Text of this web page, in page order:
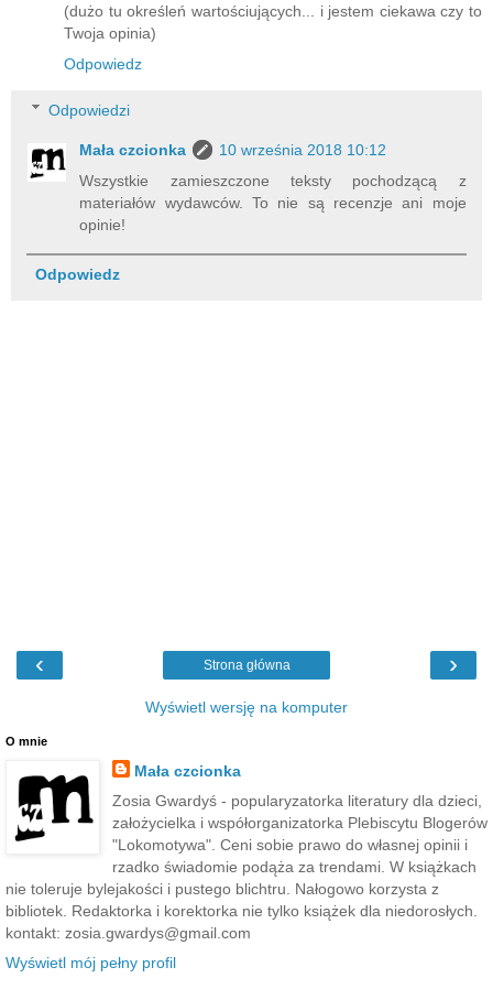
(dużo tu określeń wartościujących... i jestem ciekawa czy to
Twoja opinia)
Odpowiedz
Odpowiedzi
Mała czcionka
10 września 2018 10:12
Wszystkie zamieszczone teksty pochodzącą z
materiałów wydawców. To nie są recenzje ani moje
opinie!
Odpowiedz
‹ ›
Strona główna
Wyświetl wersję na komputer
O mnie
Mała czcionka
Zosia Gwardyś - popularyzatorka literatury dla dzieci,
założycielka i współorganizatorka Plebiscytu Blogerów
"Lokomotywa". Ceni sobie prawo do własnej opinii i
rzadko świadomie podąża za trendami. W książkach
nie toleruje bylejakości i pustego blichtru. Nałogowo korzysta z
bibliotek. Redaktorka i korektorka nie tylko książek dla niedorosłych.
kontakt: zosia.gwardys@gmail.com
Wyświetl mój pełny profil